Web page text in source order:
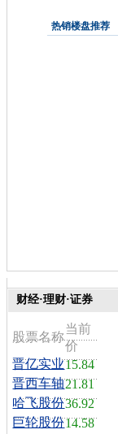
热销楼盘推荐
财经·理财·证券
股票名称
当前
价
晋亿实业15.84
晋西车轴21.81
哈飞股份36.92
巨轮股份14.58